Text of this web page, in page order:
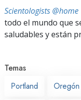
Scientologists @home
todo el mundo que
saludables y están
Temas
Portland
Oregón